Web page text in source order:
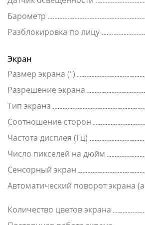
Барометр
Разблокировка по лицу
Экран
Размер экрана (")
Разрешение экрана
Тип экрана
Соотношение сторон
Частота дисплея (Гц)
Число пикселей на дюйм
Сенсорный экран
Автоматический поворот экрана
Количество цветов экрана